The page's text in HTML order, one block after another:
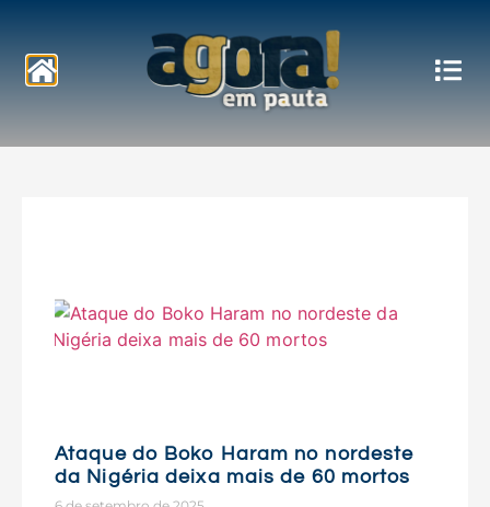
Notícias
Ataque do Boko Haram no nordeste
da Nigéria deixa mais de 60 mortos